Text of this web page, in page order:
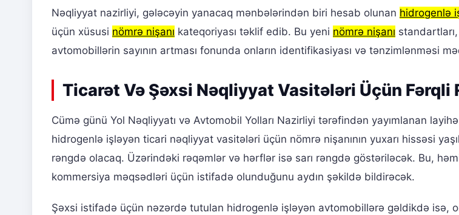
Nəqliyyat nazirliyi, gələcəyin yanacaq mənbələrindən biri hesab olunan hidrogenlə
üçün xüsusi nömrə nişanı kateqoriyası təklif edib. Bu yeni nömrə nişanı
avtomobillərin sayının artması fonunda onların identifikasiyası və tənzimlənməsi
Ticarət Və Şəxsi Nəqliyyat Vasitələri Üçün Fərqli
Cümə günü Yol Nəqliyyatı və Avtomobil Yolları Nazirliyi tərəfindən yayımlanan
hidrogenlə işləyən ticari nəqliyyat vasitələri üçün nömrə nişanının yuxarı hissəsi
rəngdə olacaq. Üzərindəki rəqəmlər və hərflər isə sarı rəngdə göstəriləcək. Bu,
kommersiya məqsədləri üçün istifadə olunduğunu aydın şəkildə bildirəcək.
Şəxsi istifadə üçün nəzərdə tutulan hidrogenlə işləyən avtomobillərə gəldikdə isə,